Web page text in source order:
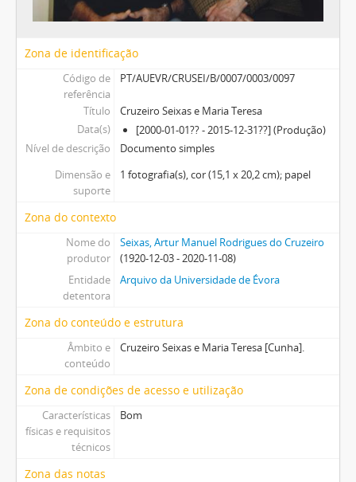
Zona de identificação
Código de
referência
PT/AUEVR/CRUSEI/B/0007/0003/0097
Título
Cruzeiro Seixas e Maria Teresa
Data(s)
[2000-01-01?? - 2015-12-31??] (Produção)
Nível de descrição
Documento simples
Dimensão e
suporte
1 fotografia(s), cor (15,1 x 20,2 cm); papel
Zona do contexto
Nome do
produtor
Seixas, Artur Manuel Rodrigues do Cruzeiro
(1920-12-03 - 2020-11-08)
Entidade
detentora
Arquivo da Universidade de Évora
Zona do conteúdo e estrutura
Âmbito e
conteúdo
Cruzeiro Seixas e Maria Teresa [Cunha].
Zona de condições de acesso e utilização
Características
físicas e requisitos
técnicos
Bom
Zona das notas